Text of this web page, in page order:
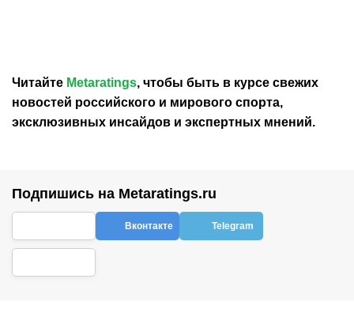
Читайте Metaratings, чтобы быть в курсе свежих
новостей российского и мирового спорта,
эксклюзивных инсайдов и экспертных мнений.
Подпишись на Metaratings.ru
Вконтакте Telegram